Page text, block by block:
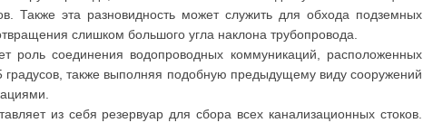
Также эта разновидность может служить для обхода подземных
слишком большого угла наклона трубопровода.
роль соединения водопроводных коммуникаций, расположенных
градусов, также выполняя подобную предыдущему виду сооружений
из себя резервуар для сбора всех канализационных стоков.